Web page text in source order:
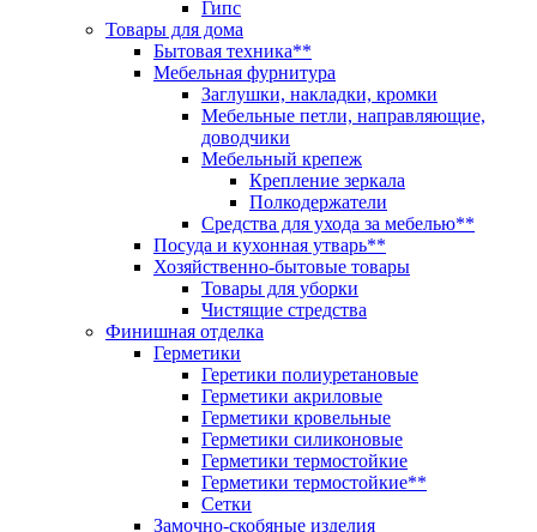
Гипс
Товары для дома
Бытовая техника**
Мебельная фурнитура
Заглушки, накладки, кромки
Мебельные петли, направляющие,
доводчики
Мебельный крепеж
Крепление зеркала
Полкодержатели
Средства для ухода за мебелью**
Посуда и кухонная утварь**
Хозяйственно-бытовые товары
Товары для уборки
Чистящие стредства
Финишная отделка
Герметики
Геретики полиуретановые
Герметики акриловые
Герметики кровельные
Герметики силиконовые
Герметики термостойкие
Герметики термостойкие**
Сетки
Замочно-скобяные изделия